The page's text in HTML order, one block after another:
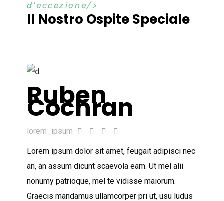
d'eccezione
Il Nostro Ospite Speciale
Ruben
Cochran
lorem_ipsum
Lorem ipsum dolor sit amet, feugait adipisci nec
an, an assum dicunt scaevola eam. Ut mel alii
nonumy patrioque, mel te vidisse maiorum.
Graecis mandamus ullamcorper pri ut, usu ludus